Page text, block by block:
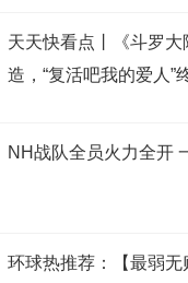
天天快看点丨《斗罗
造，“复活吧我的爱人”
NH战队全员火力全开
环球热推荐：【最弱